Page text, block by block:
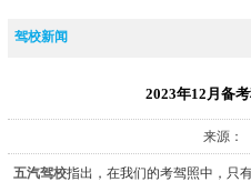
驾校新闻
2023年12月备
来源：
五汽驾校指出，在我们的考驾照中，只